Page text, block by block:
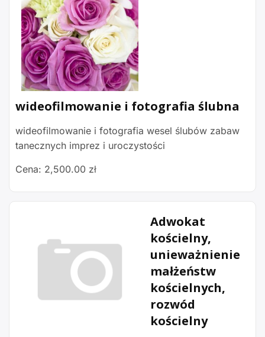
wideofilmowanie i fotografia ślubna
wideofilmowanie i fotografia wesel ślubów zabaw
tanecznych imprez i uroczystości
Cena: 2,500.00 zł
Adwokat
kościelny,
unieważnienie
małżeństw
kościelnych,
rozwód
kościelny